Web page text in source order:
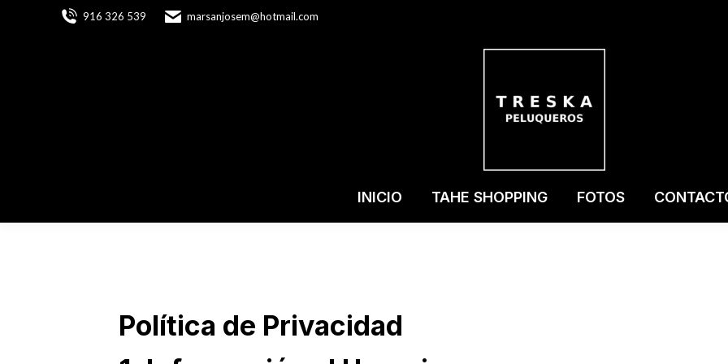
916 326 539 marsanjosem@hotmail.com
INICIO TAHE SHOPPING FOTOS
Política de Privacidad